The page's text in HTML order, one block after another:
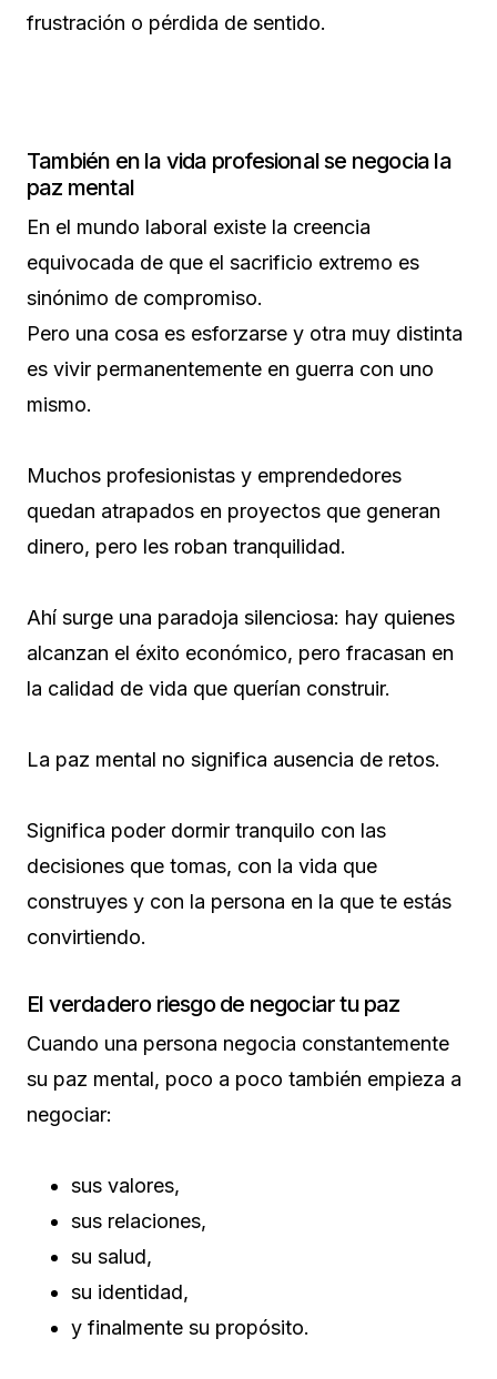
frustración o pérdida de sentido.
También en la vida profesional se negocia la
paz mental
En el mundo laboral existe la creencia
equivocada de que el sacrificio extremo es
sinónimo de compromiso.
Pero una cosa es esforzarse y otra muy distinta
es vivir permanentemente en guerra con uno
mismo.
Muchos profesionistas y emprendedores
quedan atrapados en proyectos que generan
dinero, pero les roban tranquilidad.
Ahí surge una paradoja silenciosa: hay quienes
alcanzan el éxito económico, pero fracasan en
la calidad de vida que querían construir.
La paz mental no significa ausencia de retos.
Significa poder dormir tranquilo con las
decisiones que tomas, con la vida que
construyes y con la persona en la que te estás
convirtiendo.
El verdadero riesgo de negociar tu paz
Cuando una persona negocia constantemente
su paz mental, poco a poco también empieza a
negociar:
sus valores,
sus relaciones,
su salud,
su identidad,
y finalmente su propósito.